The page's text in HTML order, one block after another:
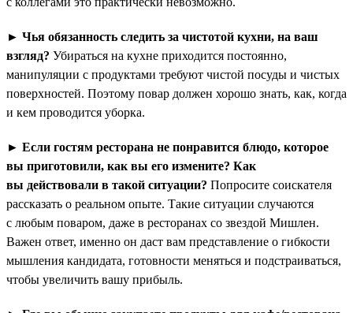
► Чья обязанность следить за чистотой кухни, на ваш
взгляд? Убираться на кухне приходится постоянно,
манипуляции с продуктами требуют чистой посуды и чистых
поверхностей. Поэтому повар должен хорошо знать, как, когда
и кем проводится уборка.
► Если гостям ресторана не понравится блюдо, которое
вы приготовили, как вы его измените? Как
вы действовали в такой ситуации? Попросите соискателя
рассказать о реальном опыте. Такие ситуации случаются
с любым поваром, даже в ресторанах со звездой Мишлен.
Важен ответ, именно он даст вам представление о гибкости
мышления кандидата, готовности меняться и подстраиваться,
чтобы увеличить вашу прибыль.